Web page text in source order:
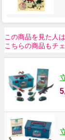
この商品を見た人は
こちらの商品もチ